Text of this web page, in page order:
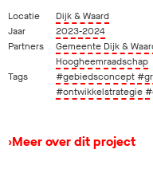
Locatie
Dijk & Waard
Jaar
2023-2024
Partners
Gemeente Dijk &
Hoogheemraadschap
Tags
#gebiedsconcept
#ontwikkelstrategie
›Meer over dit project